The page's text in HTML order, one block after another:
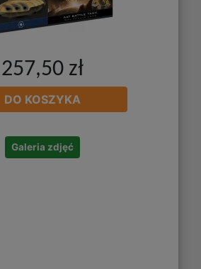
257,50 zł
DO KOSZYKA
Galeria zdjęć